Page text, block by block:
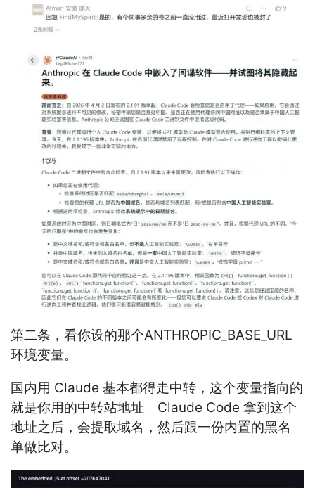
第二条，看你设的那个ANTHROPIC_BASE_URL
环境变量。
国内用 Claude 基本都得走中转，这个变量指向的
就是你用的中转站地址。Claude Code 拿到这个
地址之后，会提取域名，然后跟一份内置的黑名
单做比对。